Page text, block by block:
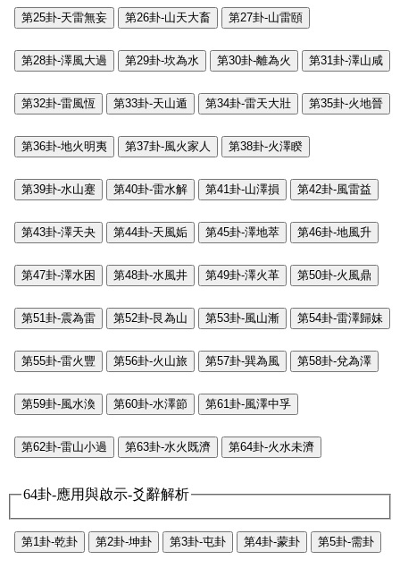
第25卦-天雷無妄 第26卦-山天大畜 第27卦-山雷頤
第28卦-澤風大過 第29卦-坎為水 第30卦-離為火 第31卦-澤山咸
第32卦-雷風恆 第33卦-天山遁 第34卦-雷天大壯 第35卦-火地晉
第36卦-地火明夷 第37卦-風火家人 第38卦-火澤睽
第39卦-水山蹇 第40卦-雷水解 第41卦-山澤損 第42卦-風雷益
第43卦-澤天夬 第44卦-天風姤 第45卦-澤地萃 第46卦-地風升
第47卦-澤水困 第48卦-水風井 第49卦-澤火革 第50卦-火風鼎
第51卦-震為雷 第52卦-艮為山 第53卦-風山漸 第54卦-雷澤歸妹
第55卦-雷火豐 第56卦-火山旅 第57卦-巽為風 第58卦-兌為澤
第59卦-風水渙 第60卦-水澤節 第61卦-風澤中孚
第62卦-雷山小過 第63卦-水火既濟 第64卦-火水未濟
64卦-應用與啟示-爻辭解析
第1卦-乾卦 第2卦-坤卦 第3卦-屯卦 第4卦-蒙卦 第5卦-需卦